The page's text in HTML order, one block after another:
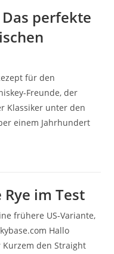
perfekte
für den
Freunde, der
Klassiker unter den
einem Jahrhundert
im Test
frühere US-Variante,
Hallo
Kurzem den Straight